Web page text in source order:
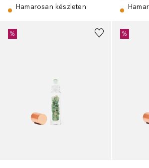
Hamarosan készleten
% %